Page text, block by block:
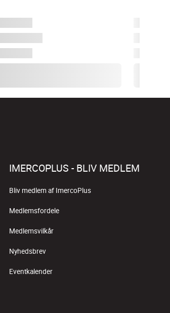
IMERCOPLUS - BLIV MEDLEM
Bliv medlem af ImercoPlus
Medlemsfordele
Medlemsvilkår
Nyhedsbrev
Eventkalender